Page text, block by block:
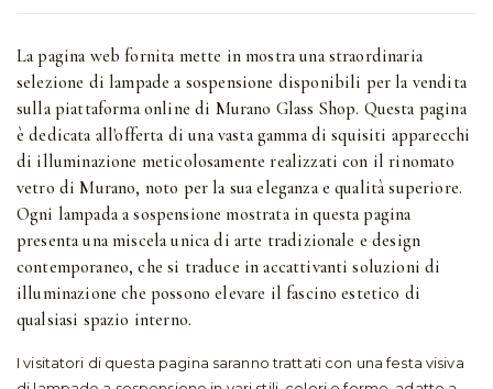
La pagina web fornita mette in mostra una straordinaria
selezione di lampade a sospensione disponibili per la vendita
sulla piattaforma online di Murano Glass Shop. Questa pagina
è dedicata all'offerta di una vasta gamma di squisiti apparecchi
di illuminazione meticolosamente realizzati con il rinomato
vetro di Murano, noto per la sua eleganza e qualità superiore.
Ogni lampada a sospensione mostrata in questa pagina
presenta una miscela unica di arte tradizionale e design
contemporaneo, che si traduce in accattivanti soluzioni di
illuminazione che possono elevare il fascino estetico di
qualsiasi spazio interno.
I visitatori di questa pagina saranno trattati con una festa visiva